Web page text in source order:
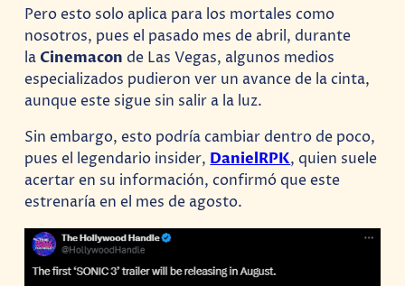
Pero esto solo aplica para los mortales como
nosotros, pues el pasado mes de abril, durante
la Cinemacon de Las Vegas, algunos medios
especializados pudieron ver un avance de la cinta,
aunque este sigue sin salir a la luz.
Sin embargo, esto podría cambiar dentro de poco,
pues el legendario insider,DanielRPK, quien suele
acertar en su información, confirmó que este
estrenaría en el mes de agosto.